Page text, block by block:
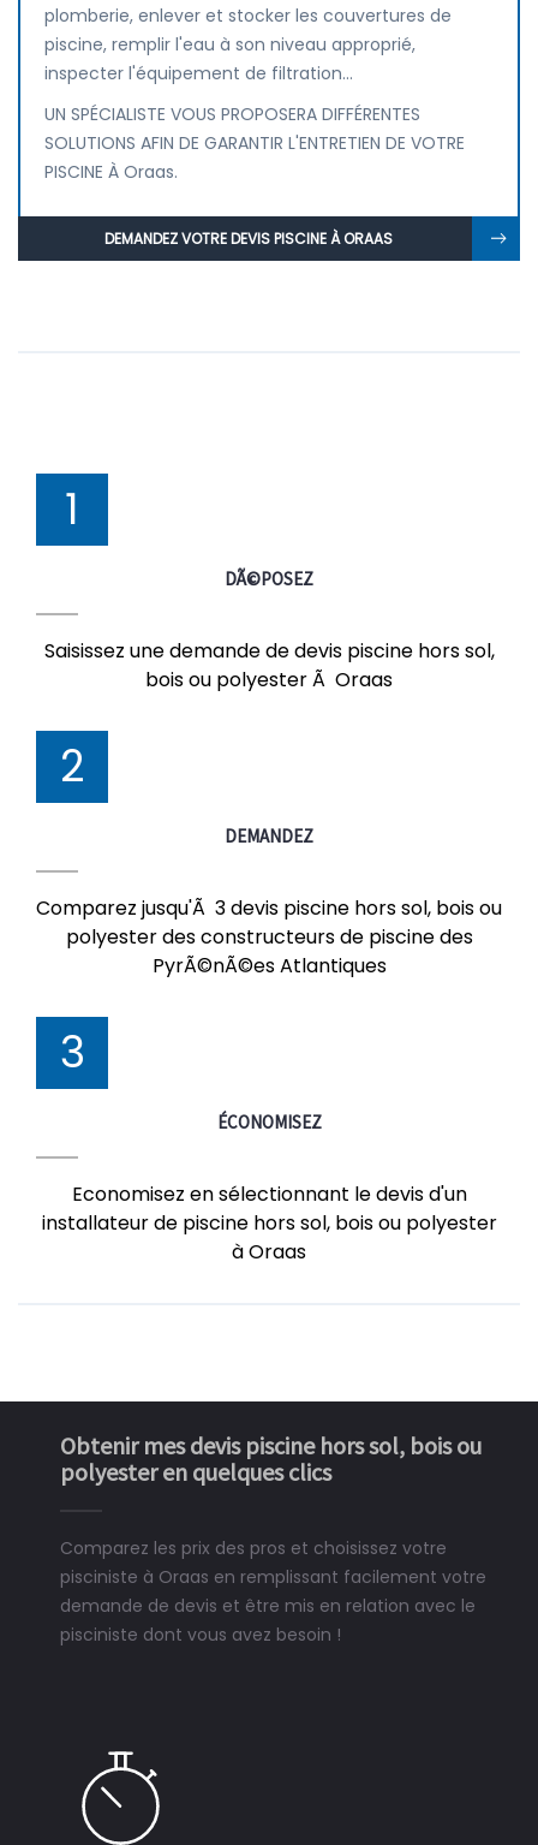
plomberie, enlever et stocker les couvertures de
piscine, remplir l'eau à son niveau approprié,
inspecter l'équipement de filtration...
UN SPÉCIALISTE VOUS PROPOSERA DIFFÉRENTES
SOLUTIONS AFIN DE GARANTIR L'ENTRETIEN DE VOTRE
PISCINE À Oraas.
DEMANDEZ VOTRE DEVIS PISCINE À ORAAS
1
DÃ©POSEZ
Saisissez une demande de devis piscine hors sol,
bois ou polyester Ã Oraas
2
DEMANDEZ
Comparez jusqu'Ã 3 devis piscine hors sol, bois ou
polyester des constructeurs de piscine des
PyrÃ©nÃ©es Atlantiques
3
ÉCONOMISEZ
Economisez en sélectionnant le devis d'un
installateur de piscine hors sol, bois ou polyester
à Oraas
Obtenir mes devis piscine hors sol, bois ou
polyester en quelques clics
Comparez les prix des pros et choisissez votre
pisciniste à Oraas en remplissant facilement votre
demande de devis et être mis en relation avec le
pisciniste dont vous avez besoin !